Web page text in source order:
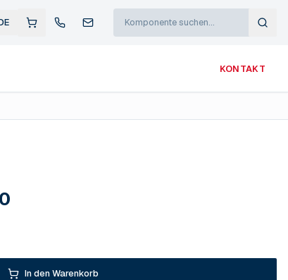
KONTAKT
In den Warenkorb